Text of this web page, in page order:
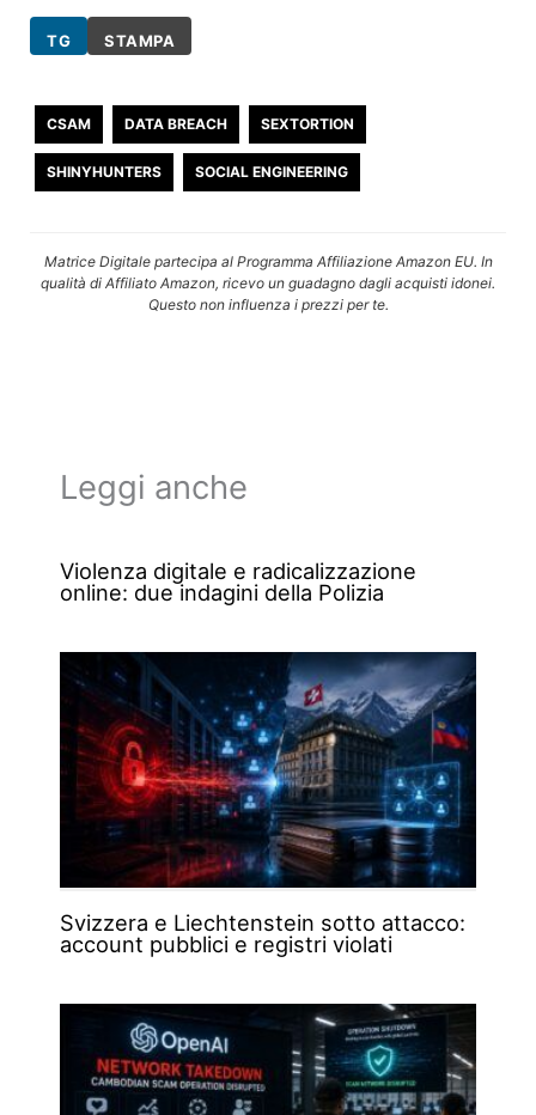
TG STAMPA
CSAM DATA BREACH SEXTORTION
SHINYHUNTERS SOCIAL ENGINEERING
Matrice Digitale partecipa al Programma Affiliazione Amazon EU. In
qualità di Affiliato Amazon, ricevo un guadagno dagli acquisti idonei.
Questo non influenza i prezzi per te.
Leggi anche
Violenza digitale e radicalizzazione
online: due indagini della Polizia
Svizzera e Liechtenstein sotto attacco:
account pubblici e registri violati